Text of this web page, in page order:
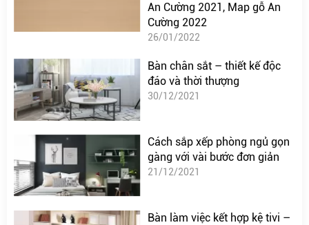
An Cường 2021, Map gỗ An
Cường 2022
26/01/2022
Bàn chân sắt – thiết kế độc
đáo và thời thượng
30/12/2021
Cách sắp xếp phòng ngủ gọn
gàng với vài bước đơn giản
21/12/2021
Bàn làm việc kết hợp kệ tivi –